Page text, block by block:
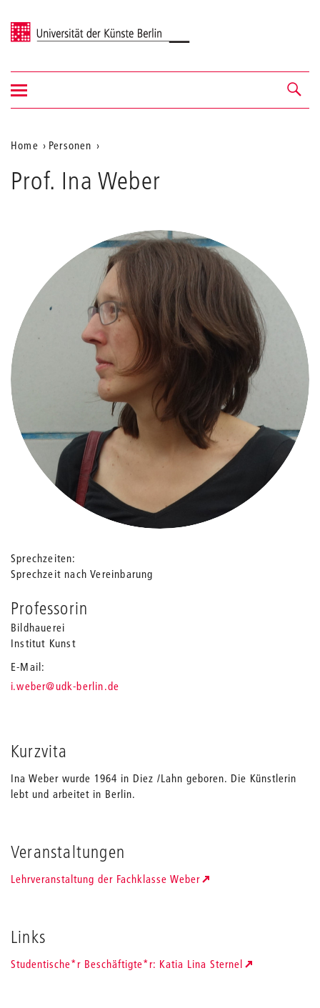
Universität der Künste Berlin
Navigation &
Suche
Navigation
ein-/ausblenden
Aktuelle
Position
auf
Home
Personen
Prof. Ina Weber
Sprechzeiten
Sprechzeit nach Vereinbarung
Professorin
Bildhauerei
Institut Kunst
E-Mail
i.weber_
@udk-berlin.de
Kurzvita
Ina Weber wurde 1964 in Diez /Lahn geboren. Die Künstlerin
lebt und arbeitet in Berlin.
Veranstaltungen
Lehrveranstaltung der Fachklasse Weber
Links
Studentische*r Beschäftigte*r: Katia Lina Sternel